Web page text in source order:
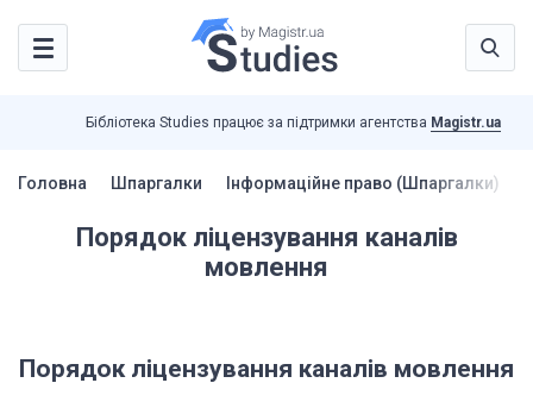
Бібліотека Studies працює за підтримки агентства Magistr.ua
Головна Шпаргалки Інформаційне право (Шпаргалки)
Порядок ліцензування каналів
мовлення
Порядок ліцензування каналів мовлення